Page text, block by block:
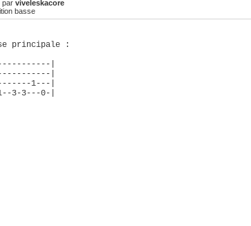
par viveleskacore
basse
principale :
|
|
1---|
3-3---0-|